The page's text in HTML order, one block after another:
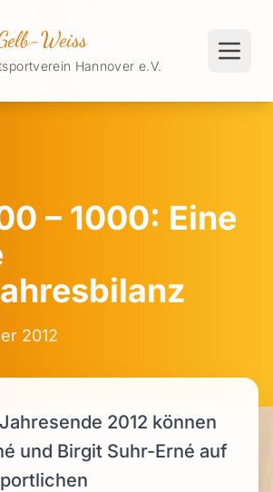
Weiss
Hannover e.V.
– 1000: Eine
2012
2012 können
und Birgit Suhr-Erné auf